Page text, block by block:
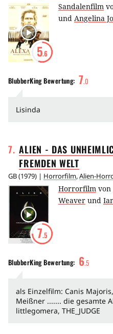
5.6
Sandalenfilm
und Angelina
BlubberKingBewertung: 7.0
Lisinda
7. ALIEN - DAS
FREMDENWELT
GB(1979) | Horrorfilm,Alien-
7.5
Horrorfilm von
Weaver und
BlubberKingBewertung: 6.5
als Einzelfilm: Canis
Meißner ....... die gesamte
littlegomera, THE_JUDGE